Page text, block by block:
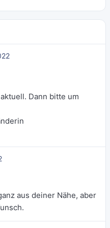
Dann bitte um
aus deiner Nähe, aber